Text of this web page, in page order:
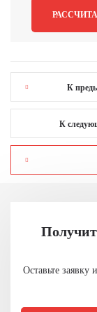
К
К
Оставьте заявку